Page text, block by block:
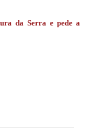
da Serra e pede a